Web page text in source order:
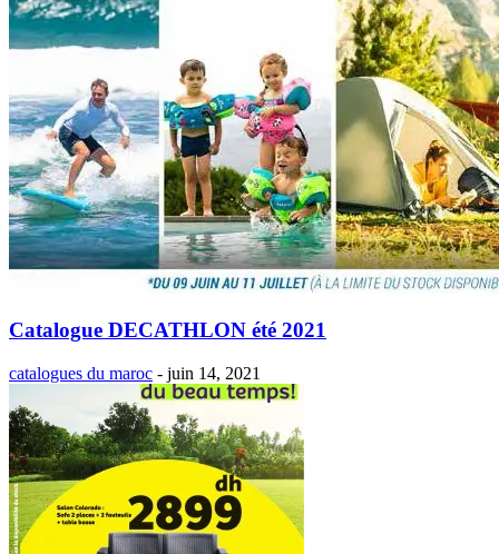
Catalogue DECATHLON été 2021
catalogues du maroc - juin 14, 2021